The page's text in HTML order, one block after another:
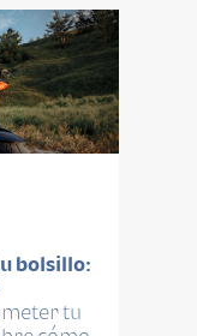
bolsillo:
tu